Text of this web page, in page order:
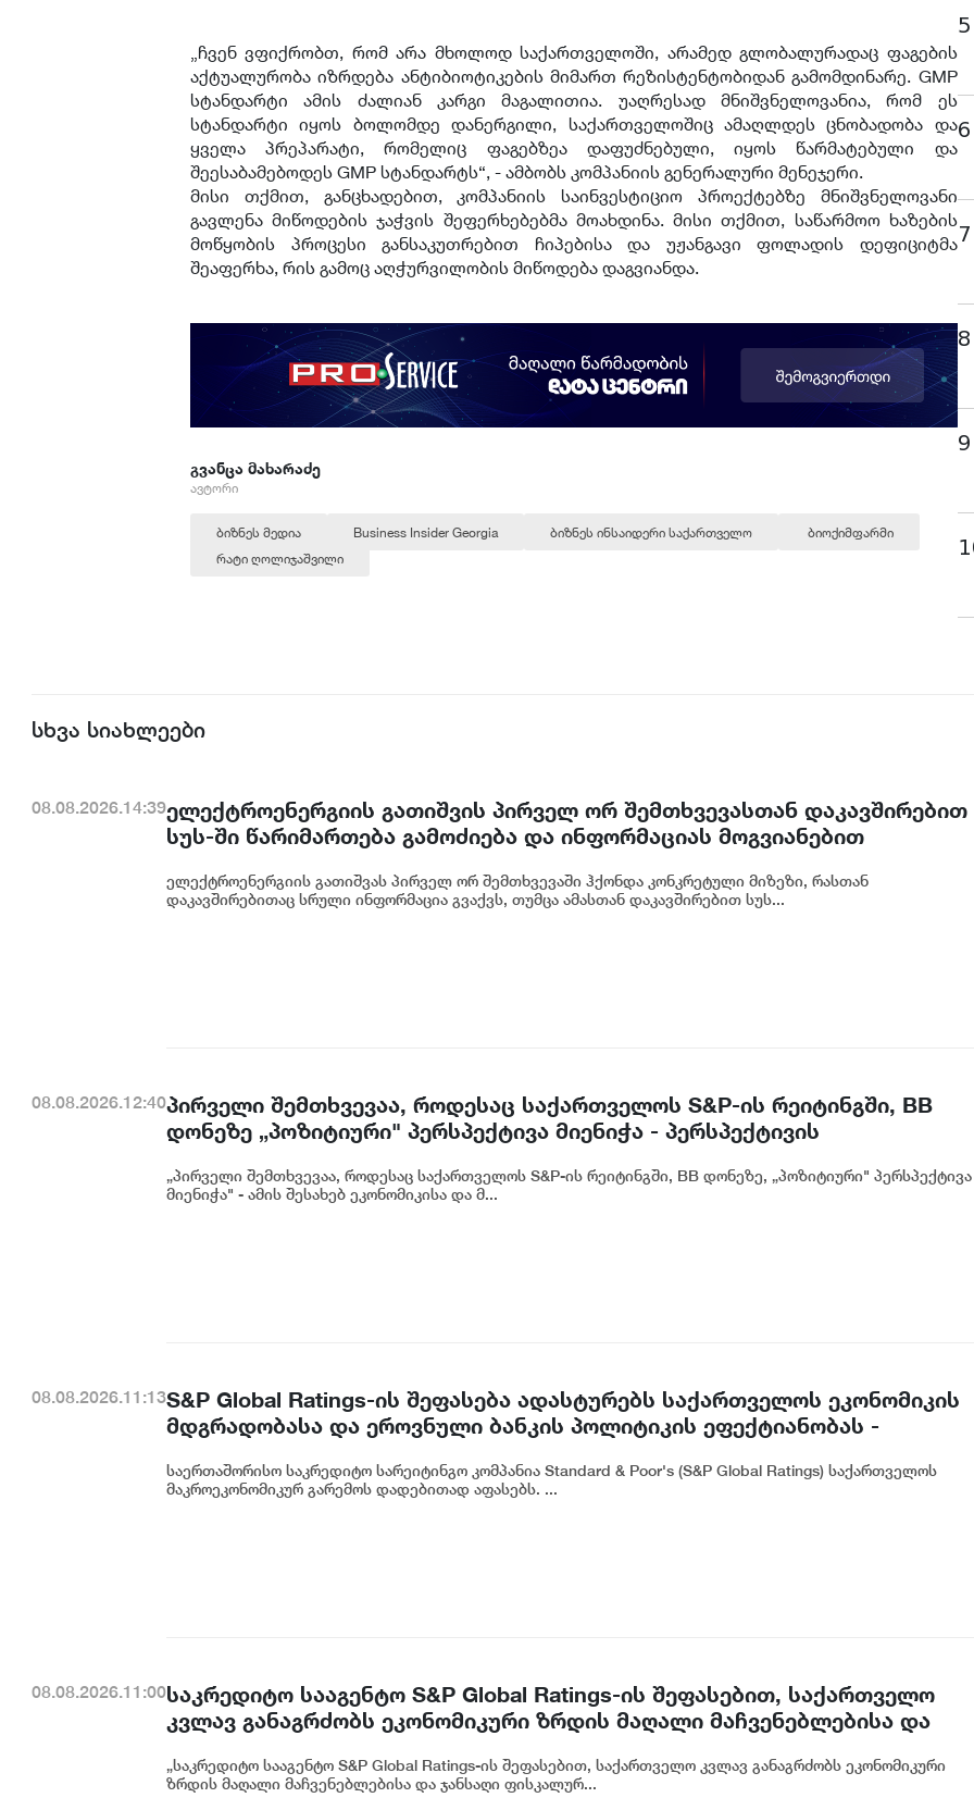
„ჩვენ ვფიქრობთ, რომ არა მხოლოდ საქართველოში, არამედ გლობალურადაც ფაგების
აქტუალურობა იზრდება ანტიბიოტიკების მიმართ რეზისტენტობიდან გამომდინარე. GMP
სტანდარტი ამის ძალიან კარგი მაგალითია. უაღრესად მნიშვნელოვანია, რომ ეს
სტანდარტი იყოს ბოლომდე დანერგილი, საქართველოშიც ამაღლდეს ცნობადობა და
ყველა პრეპარატი, რომელიც ფაგებზეა დაფუძნებული, იყოს წარმატებული და
შეესაბამებოდეს GMP სტანდარტს“, - ამბობს კომპანიის გენერალური მენეჯერი.
მისი თქმით, განცხადებით, კომპანიის საინვესტიციო პროექტებზე მნიშვნელოვანი
გავლენა მიწოდების ჯაჭვის შეფერხებებმა მოახდინა. მისი თქმით, საწარმოო ხაზების
მოწყობის პროცესი განსაკუთრებით ჩიპებისა და უჟანგავი ფოლადის დეფიციტმა
შეაფერხა, რის გამოც აღჭურვილობის მიწოდება დაგვიანდა.
გვანცა მახარაძე
ავტორი
ბიზნეს მედია Business Insider Georgia ბიზნეს ინსაიდერი საქართველო
ბიოქიმფარმი
რატი ღოლიჯაშვილი
5
6
7
8
9
სხვა სიახლეები
08.08.2026.14:39ელექტროენერგიის გათიშვის პირველ ორ შემთხვევასთან დაკავშირებით
სუს-ში წარიმართება გამოძიება და ინფორმაციას მოგვიანებით
კონკრეტული მიზეზი - კონკრეტული სარეაბილიტაციო სამუშაოები
ენგურჰესზე - ირაკლი კობახიძე
ელექტროენერგიის გათიშვას პირველ ორ შემთხვევაში ჰქონდა კონკრეტული მიზეზი, რასთან
დაკავშირებითაც სრული ინფორმაცია გვაქვს, თუმცა ამასთან დაკავშირებით სუს...
08.08.2026.12:40პირველი შემთხვევაა, როდესაც საქართველოს S&P-ის რეიტინგში, BB
დონეზე „პოზიტიური" პერსპექტივა მიენიჭა - პერსპექტივის
საერთაშორისო ინვესტორებისთვის მიმზიდველ ქვეყნად რჩება | ვახტანგ
ცინცაძე
„პირველი შემთხვევაა, როდესაც საქართველოს S&P-ის რეიტინგში, BB დონეზე, „პოზიტიური" პერსპექტივა
მიენიჭა" - ამის შესახებ ეკონომიკისა და მ...
08.08.2026.11:13S&P Global Ratings-ის შეფასება ადასტურებს საქართველოს ეკონომიკის
მდგრადობასა და ეროვნული ბანკის პოლიტიკის ეფექტიანობას -
საერთაშორისო საკრედიტო სარეიტინგო კომპანია Standard & Poor's (S&P Global Ratings) საქართველოს
მაკროეკონომიკურ გარემოს დადებითად აფასებს. ...
08.08.2026.11:00საკრედიტო სააგენტო S&P Global Ratings-ის შეფასებით, საქართველო
კვლავ განაგრძობს ეკონომიკური ზრდის მაღალი მაჩვენებლებისა და
მოადგილე ეკატერინე გუნცაძე
„საკრედიტო სააგენტო S&P Global Ratings-ის შეფასებით, საქართველო კვლავ განაგრძობს ეკონომიკური
ზრდის მაღალი მაჩვენებლებისა და ჯანსაღი ფისკალურ...